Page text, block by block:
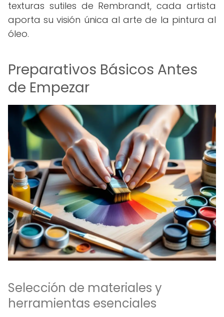
texturas sutiles de Rembrandt, cada artista
aporta su visión única al arte de la pintura al
óleo.
Preparativos Básicos Antes
de Empezar
Selección de materiales y
herramientas esenciales